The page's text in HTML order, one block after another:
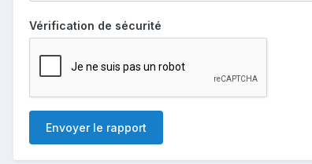
Vérification de sécurité
Envoyer le rapport